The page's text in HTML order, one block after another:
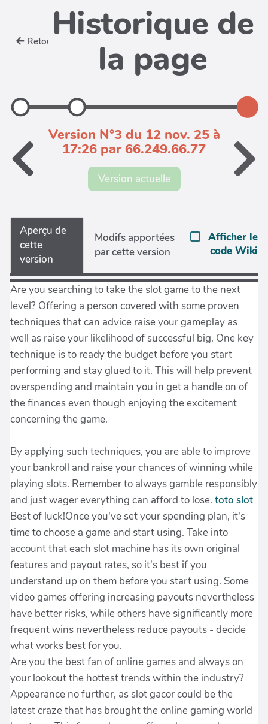
Retour Historique de
la page
Version N°3 du 12 nov. 25 à
17:26 par 66.249.66.77
Version actuelle
Aperçu de
cette
version
Modifs apportées
par cette version
Afficher le
code Wiki